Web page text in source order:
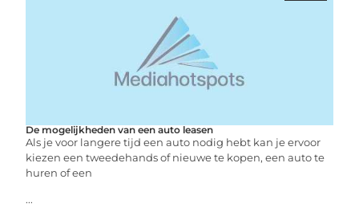
De mogelijkheden van een auto leasen
Als je voor langere tijd een auto nodig hebt kan je ervoor
kiezen een tweedehands of nieuwe te kopen, een auto te
huren of een
...